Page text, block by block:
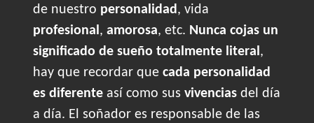
de nuestro personalidad, vida
profesional, amorosa, etc. Nunca cojas un
significado de sueño totalmente literal,
hay que recordar que cada personalidad
es diferente así como sus vivencias del día
a día. El soñador es responsable de las